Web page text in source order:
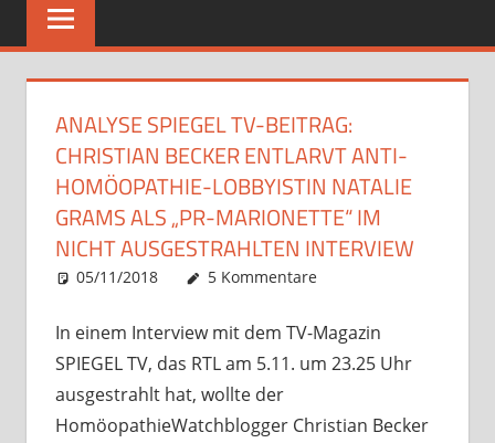
Auge
Gegner
ANALYSE SPIEGEL TV-BEITRAG:
CHRISTIAN BECKER ENTLARVT ANTI-
HOMÖOPATHIE-LOBBYISTIN NATALIE
GRAMS ALS „PR-MARIONETTE“ IM
NICHT AUSGESTRAHLTEN INTERVIEW
05/11/2018 Christian J. Becker
Allgemein
5 Kommentare
In einem Interview mit dem TV-Magazin
SPIEGEL TV, das RTL am 5.11. um 23.25 Uhr
ausgestrahlt hat, wollte der
HomöopathieWatchblogger Christian Becker